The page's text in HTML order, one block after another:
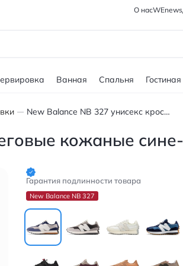
О насWEnews
Ванная Спальня Гостиная
New Balance NB 327 унисекс кроссовки беговые кожаные сине-белые
кожаные
Гарантия подлинности товара
New Balance NB 327